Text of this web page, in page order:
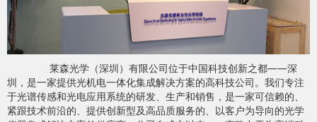
莱森光学（深圳）有限公司位于中国科技创新之都——深
圳，是一家提供光机电一体化集成解决方案的高科技公司。我们专注
于光谱传感和光电应用系统的研发、生产和销售，是一家可信赖的、
紧跟技术前沿的、提供创新型及高品质服务的、以客户为导向的光学